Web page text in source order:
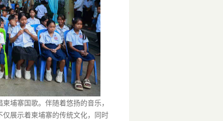
埔寨国歌。伴随着悠扬的音乐，
展示着柬埔寨的传统文化，同时